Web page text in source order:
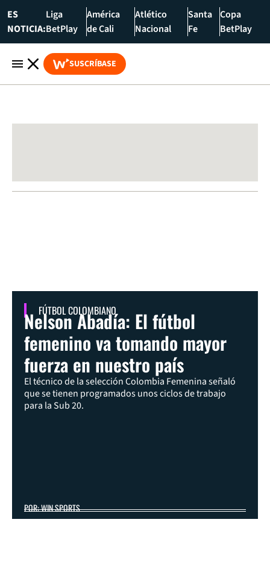
ES
NOTICIA:
Liga
BetPlay
América
de Cali
Atlético
Nacional
Santa
Fe
Copa
BetPlay
SUSCRÍBASE
FÚTBOL COLOMBIANO
Nelson Abadía: El fútbol
femenino va tomando mayor
fuerza en nuestro país
El técnico de la selección Colombia Femenina señaló
que se tienen programados unos ciclos de trabajo
para la Sub 20.
POR: WIN SPORTS